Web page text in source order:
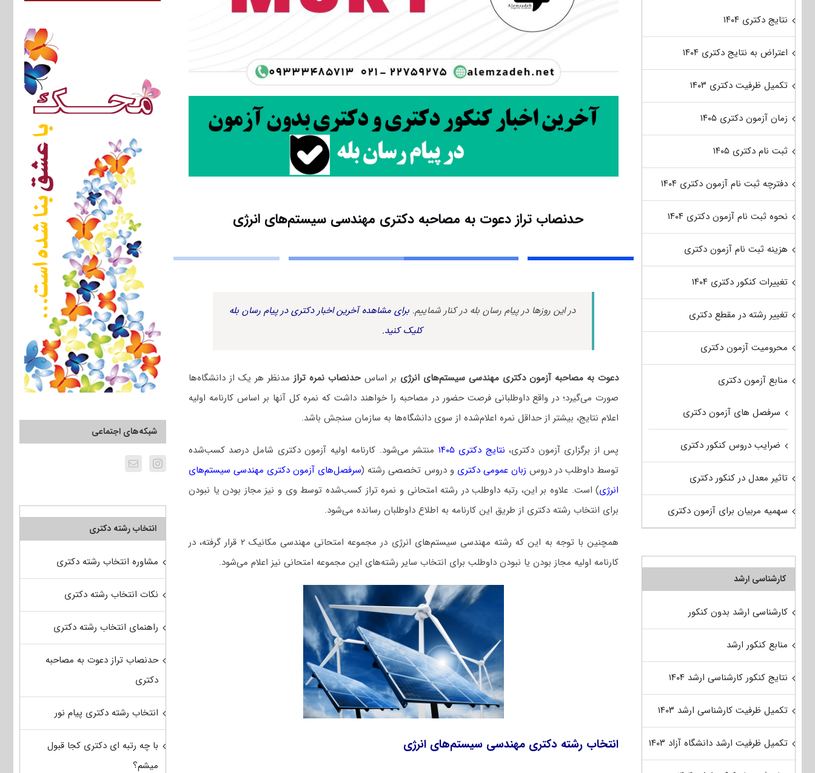
حدنصاب تراز دعوت به مصاحبه دکتری مهندسی سیستم‌های انرژی
در این روزها در پیام رسان بله در کنار شماییم. برای مشاهده آخرین اخبار دکتری در پیام رسان بله
کلیک کنید.
دعوت به مصاحبه آزمون دکتری مهندسی سیستم‌های انرژی بر اساسحدنصاب نمره ترازمدنظر هر یک از دانشگاه‌ها
صورت می‌گیرد؛ در واقع داوطلبانی فرصت حضور در مصاحبه را خواهند داشت که نمره کل آنها بر اساس کارنامه اولیه
اعلام نتایج، بیشتر از حداقل نمره اعلام‌شده از سوی دانشگاه‌ها به سازمان سنجش باشد.
پس از برگزاری آزمون دکتری، نتایج دکتری ۱۴۰۵
منتشر می‌شود. کارنامه اولیه آزمون دکتری شامل درصد کسب‌شده
توسط داوطلب در دروس زبان عمومی دکتری و دروس تخصصی رشته (سرفصل‌های آزمون دکتری مهندسی سیستم‌های
انرژی) است. علاوه بر این، رتبه داوطلب در رشته امتحانی و نمره تراز کسب‌شده توسط وی و نیز مجاز بودن یا نبودن
برای انتخاب رشته دکتری از طریق این کارنامه به اطلاع داوطلبان رسانده می‌شود.
همچنین با توجه به این که رشته مهندسی سیستم‌های انرژی در مجموعه امتحانی مهندسی مکانیک ۲ قرار گرفته، در
کارنامه اولیه مجاز بودن یا نبودن داوطلب برای انتخاب سایر رشته‌های این مجموعه امتحانی نیز اعلام می‌شود.
انتخاب رشته دکتری مهندسی سیستم‌های انرژی
شبکه‌های اجتماعی
انتخاب رشته دکتری
مشاوره انتخاب رشته دکتری
نکات انتخاب رشته دکتری
راهنمای انتخاب رشته دکتری
حدنصاب تراز دعوت به مصاحبه
دکتری
انتخاب رشته دکتری پیام نور
با چه رتبه ای دکتری کجا قبول
میشم؟
نتایج دکتری ۱۴۰۴
اعتراض به نتایج دکتری ۱۴۰۴
تکمیل ظرفیت دکتری ۱۴۰۳
زمان آزمون دکتری ۱۴۰۵
ثبت نام دکتری ۱۴۰۵
دفترچه ثبت نام آزمون دکتری ۱۴۰۴
نحوه ثبت نام آزمون دکتری ۱۴۰۴
هزینه ثبت نام آزمون دکتری
تغییرات کنکور دکتری ۱۴۰۴
تغییر رشته در مقطع دکتری
محرومیت آزمون دکتری
منابع آزمون دکتری
سرفصل های آزمون دکتری
ضرایب دروس کنکور دکتری
تاثیر معدل در کنکور دکتری
سهمیه مربیان برای آزمون دکتری
کارشناسی ارشد
کارشناسی ارشد بدون کنکور
منابع کنکور ارشد
نتایج کنکور کارشناسی ارشد ۱۴۰۴
تکمیل ظرفیت کارشناسی ارشد ۱۴۰۳
تکمیل ظرفیت ارشد دانشگاه آزاد ۱۴۰۳